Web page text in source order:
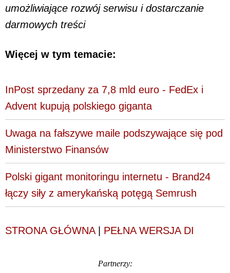
umożliwiające rozwój serwisu i dostarczanie
darmowych treści
Więcej w tym temacie:
InPost sprzedany za 7,8 mld euro - FedEx i
Advent kupują polskiego giganta
Uwaga na fałszywe maile podszywające się pod
Ministerstwo Finansów
Polski gigant monitoringu internetu - Brand24
łączy siły z amerykańską potęgą Semrush
STRONA GŁÓWNA| PEŁNA WERSJA DI
Partnerzy: